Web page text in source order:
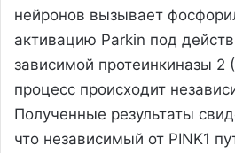
нейронов вызывает
активацию Parkin под
зависимой протеинкиназы 2
процесс происходит
Полученные результаты
что независимый от PINK1